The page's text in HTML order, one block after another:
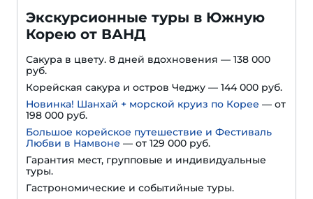
Экскурсионные туры в Южную
Корею от ВАНД
Сакура в цвету. 8 дней вдохновения — 138 000
руб.
Корейская сакура и остров Чеджу — 144 000 руб.
Новинка! Шанхай + морской круиз по Корее — от
198 000 руб.
Большое корейское путешествие и Фестиваль
Любви в Намвоне — от 129 000 руб.
Гарантия мест, групповые и индивидуальные
туры.
Гастрономические и событийные туры.